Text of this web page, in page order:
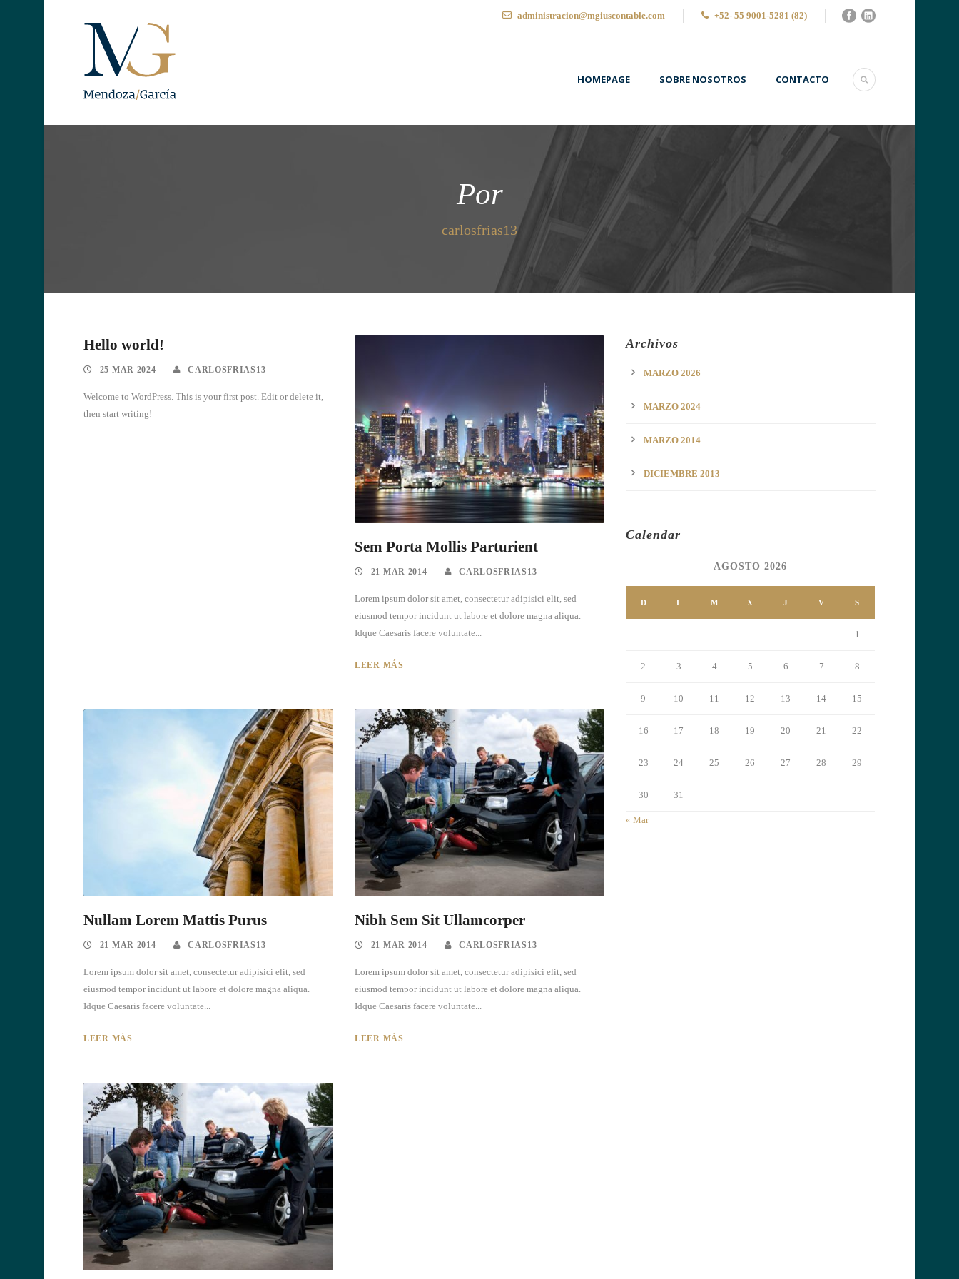
administracion@mgiuscontable.com +52- 55 9001-5281 (82)
HOMEPAGE SOBRE NOSOTROS CONTACTO
Por
carlosfrias13
Hello world!
25 MAR 2024 CARLOSFRIAS13
Welcome to WordPress. This is your first post. Edit or delete it,
then start writing!
Sem Porta Mollis Parturient
21 MAR 2014 CARLOSFRIAS13
Lorem ipsum dolor sit amet, consectetur adipisici elit, sed
eiusmod tempor incidunt ut labore et dolore magna aliqua.
Idque Caesaris facere voluntate...
LEER MÁS
Nullam Lorem Mattis Purus
21 MAR 2014 CARLOSFRIAS13
Lorem ipsum dolor sit amet, consectetur adipisici elit, sed
eiusmod tempor incidunt ut labore et dolore magna aliqua.
Idque Caesaris facere voluntate...
LEER MÁS
Nibh Sem Sit Ullamcorper
21 MAR 2014 CARLOSFRIAS13
Lorem ipsum dolor sit amet, consectetur adipisici elit, sed
eiusmod tempor incidunt ut labore et dolore magna aliqua.
Idque Caesaris facere voluntate...
LEER MÁS
Archivos
MARZO 2026
MARZO 2024
MARZO 2014
DICIEMBRE 2013
Calendar
AGOSTO 2026
D L M X J V S
1
2 3 4 5 6 7 8
9 10 11 12 13 14 15
16 17 18 19 20 21 22
23 24 25 26 27 28 29
30 31
« Mar